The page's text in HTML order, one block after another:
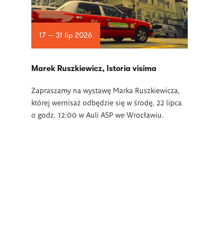
17 — 31 lip 2026
Marek Ruszkiewicz, Istoria visima
Zapraszamy na wystawę Marka Ruszkiewicza,
której wernisaż odbędzie się w środę, 22 lipca
o godz. 12:00 w Auli ASP we Wrocławiu.